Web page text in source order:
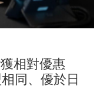
相對優惠
同、優於日